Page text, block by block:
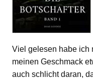
Viel gelesen habe ich
meinen Geschmack
auch schlicht daran,